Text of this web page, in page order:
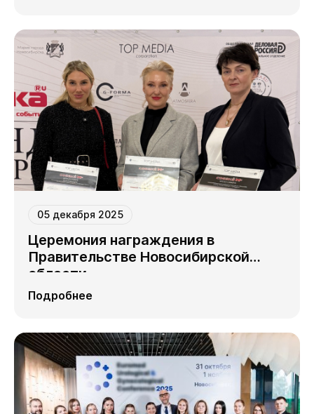
05 декабря 2025
Церемония награждения в
Правительстве Новосибирской
области
Подробнее